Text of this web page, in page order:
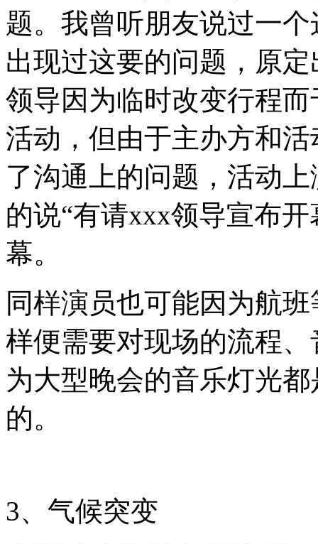
题。我曾听朋友说过一
出现过这要的问题，原
领导因为临时改变行程
活动，但由于主办方和
了沟通上的问题，活动
的说“有请xxx领导宣布
幕。
同样演员也可能因为航
样便需要对现场的流程
为大型晚会的音乐灯光
的。
3、气候突变